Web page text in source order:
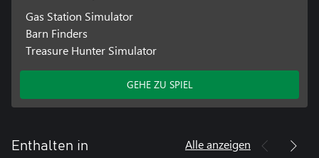
Gas Station Simulator
Barn Finders
Treasure Hunter Simulator
GEHE ZU SPIEL
Enthalten in Alle anzeigen